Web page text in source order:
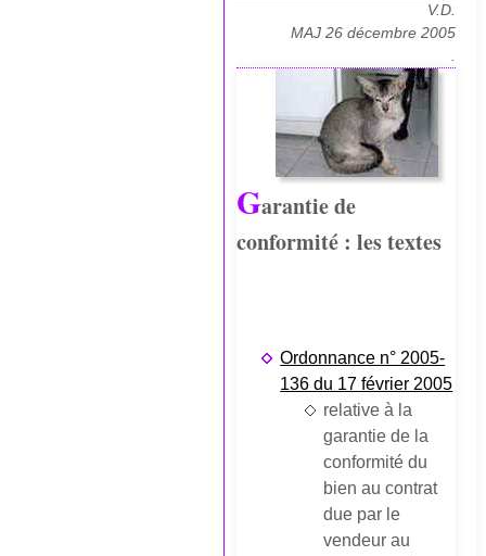
V.D.
MAJ 26 décembre 2005
Garantie de
conformité : les textes
Ordonnance n° 2005-
136 du 17 février 2005
relative à la
garantie de la
conformité du
bien au contrat
due par le
vendeur au